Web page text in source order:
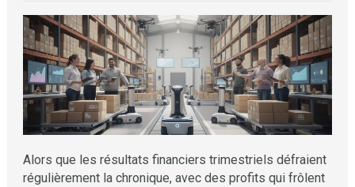
Alors que les résultats financiers trimestriels défraient
régulièrement la chronique, avec des profits qui frôlent